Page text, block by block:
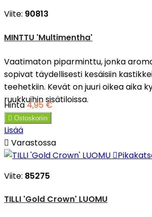
Viite: 90813
MINTTU 'Multimentha'
Vaatimaton piparminttu, jonka
sopivat täydellisesti kesäisiin
teehetkiin. Kevät on juuri oikea aika
ruukkuihin sisätiloissa.
Hinta4,95 €
 Ostoskoriin
Lisää
 Varastossa

Viite: 85275
TILLI 'Gold Crown' LUOMU